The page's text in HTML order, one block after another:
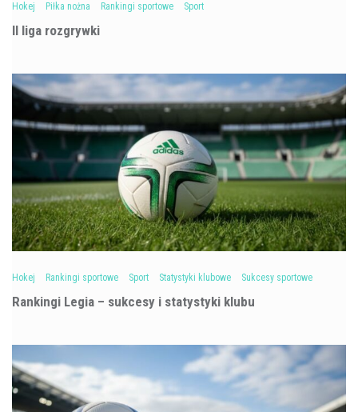
Hokej Piłka nożna Rankingi sportowe Sport
II liga rozgrywki
Hokej Rankingi sportowe Sport Statystyki klubowe Sukcesy sportowe
Rankingi Legia – sukcesy i statystyki klubu